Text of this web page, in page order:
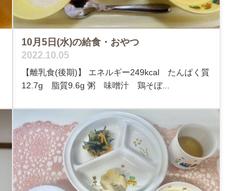
10月5日(水)の給食・おやつ
2022.10.05
【離乳食(後期)】 エネルギー249kcal たんぱく質
12.7g 脂質9.6g 粥 味噌汁 鶏そぼ...